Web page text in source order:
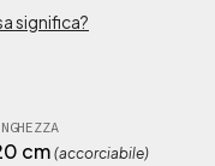
significa?
cm (accorciabile)